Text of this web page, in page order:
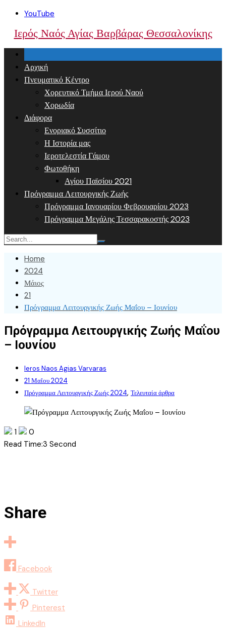
Skip
content
YouTube
Ιερός Ναός Αγίας Βαρβάρας Θεσσαλονίκης
Αρχική
Πνευματικό Κέντρο
Χορευτικό Τμήμα Ιερού Ναού
Χορωδία
Διάφορα
Ενοριακό Συσσίτιο
Η Ιστορία μας
Ιεροτελεστία Γάμου
Φωτοθήκη
Αγίου Παϊσίου 2021
Πρόγραμμα Λειτουργικής Ζωής
Πρόγραμμα Ιανουαρίου Φεβρουαρίου 2023
Πρόγραμμα Μεγάλης Τεσσαρακοστής 2023
Home
2024
Μάιος
21
Πρόγραμμα Λειτουργικής Ζωής Μαΐου – Ιουνίου
Πρόγραμμα Λειτουργικής Ζωής Μαΐου
– Ιουνίου
Ieros Naos Agias Varvaras
21 Μαΐου 2024
Πρόγραμμα Λειτουργικής Ζωής 2024, Τελευταία άρθρα
1
0
Read Time:3 Second
Share
Facebook
Twitter
Pinterest
LinkedIn